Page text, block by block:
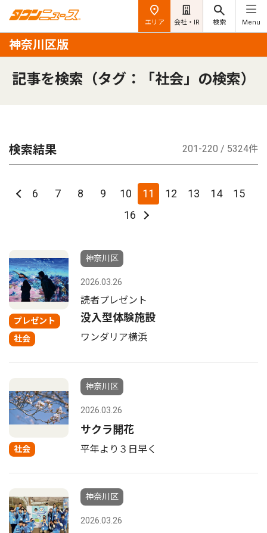
エリア 会社・IR 検索 Menu
神奈川区版
記事を検索（タグ：「社会」の検索）
検索結果 201-220 / 5324件
6 7 8 9 10 11 12 13 14
15
16
プレゼント
社会
神奈川区
2026.03.26
読者プレゼント
没入型体験施設
ワンダリア横浜
社会
神奈川区
2026.03.26
サクラ開花
平年より３日早く
神奈川区
2026.03.26